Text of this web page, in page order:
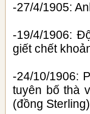
-27/4/1905:
-19/4/1906:
giết chết
-24/10/1906:
tuyên bố thà
(đồng Sterling)